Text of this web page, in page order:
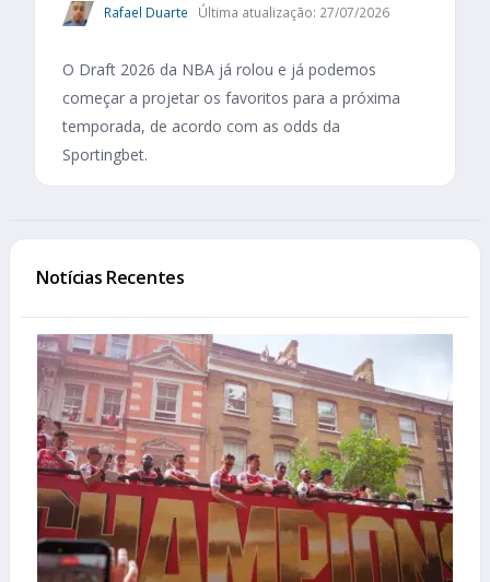
Rafael Duarte Última atualização: 27/07/2026
O Draft 2026 da NBA já rolou e já podemos
começar a projetar os favoritos para a próxima
temporada, de acordo com as odds da
Sportingbet.
Notícias Recentes